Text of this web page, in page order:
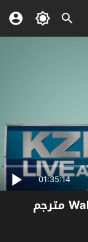
01:35:14